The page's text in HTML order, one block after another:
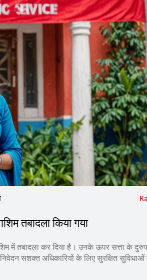
तबादला किया गया
में तबादला कर दिया है। उनके ऊपर सत्ता के
सशक्त अधिकारियों के लिए सुरक्षित